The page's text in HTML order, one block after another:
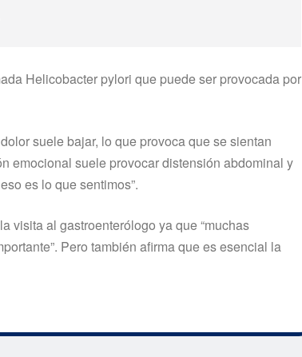
Helicobacter pylori que puede ser provocada por
suele bajar, lo que provoca que se sientan
emocional suele provocar distensión abdominal y
es lo que sentimos”.
visita al gastroenterólogo ya que “muchas
Pero también afirma que es esencial la